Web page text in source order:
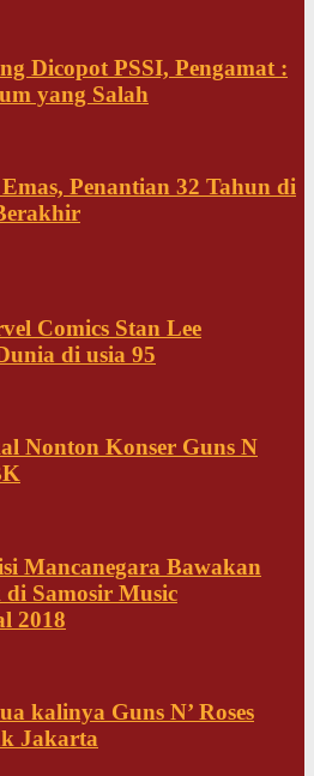
Dicopot PSSI, Pengamat :
yang Salah
Penantian 32 Tahun di
Comics Stan Lee
di usia 95
Nonton Konser Guns N
Mancanegara Bawakan
Samosir Music
2018
kalinya Guns N’ Roses
Jakarta